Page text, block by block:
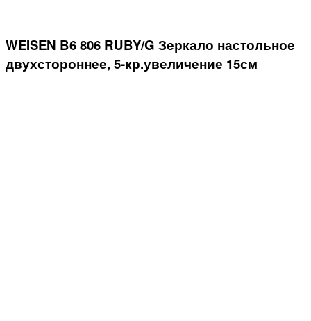
WEISEN B6 806 RUBY/G Зеркало настольное
двухстороннее, 5-кр.увеличение 15см